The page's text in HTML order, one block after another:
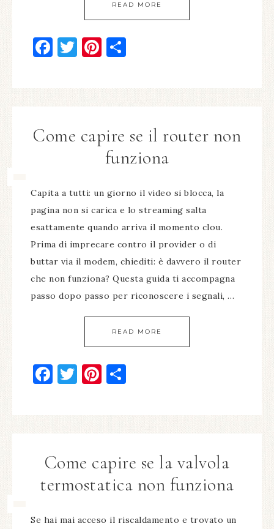
READ MORE
Facebook
Twitter
Pinterest
Come capire se il router non
funziona​
Capita a tutti: un giorno il video si blocca, la
pagina non si carica e lo streaming salta
esattamente quando arriva il momento clou.
Prima di imprecare contro il provider o di
buttar via il modem, chiediti: è davvero il router
che non funziona? Questa guida ti accompagna
passo dopo passo per riconoscere i segnali, …
READ MORE
Facebook
Twitter
Pinterest
Come capire se la valvola
termostatica non funziona​
Se hai mai acceso il riscaldamento e trovato un